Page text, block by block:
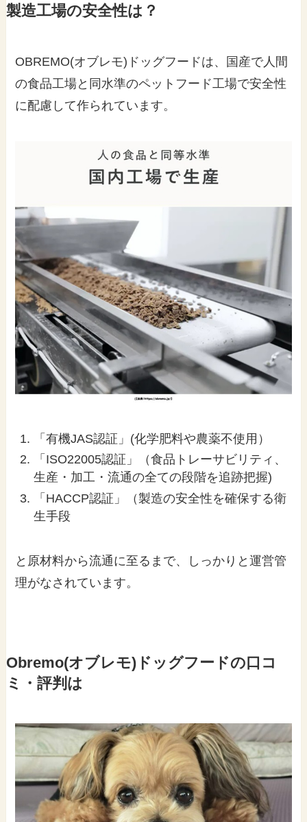
製造工場の安全性は？
OBREMO(オブレモ)ドッグフードは、国産で人間
の食品工場と同水準のペットフード工場で安全性
に配慮して作られています。
「有機JAS認証」(化学肥料や農薬不使用）
「ISO22005認証」（食品トレーサビリティ、
生産・加工・流通の全ての段階を追跡把握)
「HACCP認証」（製造の安全性を確保する衛
生手段
と原材料から流通に至るまで、しっかりと運営管
理がなされています。
Obremo(オブレモ)ドッグフードの口コ
ミ・評判は